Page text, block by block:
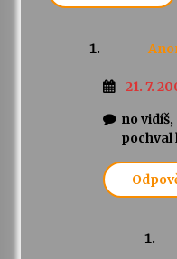
21. 7.
no
pochval